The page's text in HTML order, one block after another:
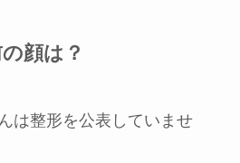
顔は？
は整形を公表していませ